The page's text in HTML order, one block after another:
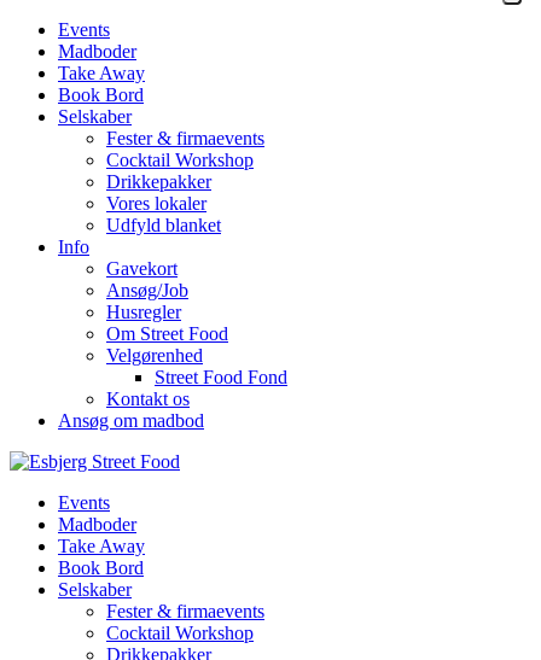
Events
Madboder
Take Away
Book Bord
Selskaber
Fester & firmaevents
Cocktail Workshop
Drikkepakker
Vores lokaler
Udfyld blanket
Info
Gavekort
Ansøg/Job
Husregler
Om Street Food
Velgørenhed
Street Food Fond
Kontakt os
Ansøg om madbod
Events
Madboder
Take Away
Book Bord
Selskaber
Fester & firmaevents
Cocktail Workshop
Drikkepakker